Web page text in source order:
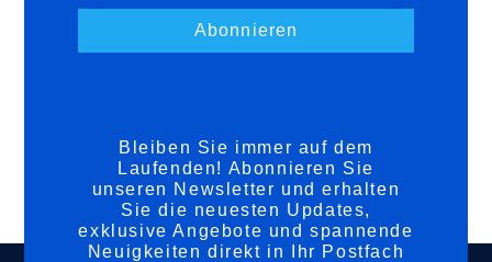
Bleiben Sie immer auf dem
Laufenden! Abonnieren Sie
unseren Newsletter und erhalten
Sie die neuesten Updates,
exklusive Angebote und spannende
Neuigkeiten direkt in Ihr Postfach
Abonnieren